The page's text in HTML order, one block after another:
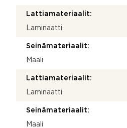
Lattiamateriaalit:
Laminaatti
Seinämateriaalit:
Maali
Lattiamateriaalit:
Laminaatti
Seinämateriaalit:
Maali